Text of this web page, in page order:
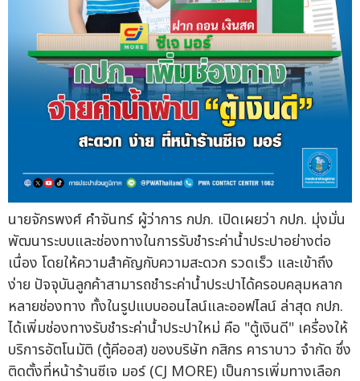
นายจักรพงศ์ คำจันทร์ ผู้ว่าการ กปภ. เปิดเผยว่า กปภ. มุ่งมั่น
พัฒนาระบบและช่องทางในการรับชำระค่าน้ำประปาอย่างต่อ
เนื่อง โดยให้ความสำคัญกับความสะดวก รวดเร็ว และเข้าถึง
ง่าย ปัจจุบันลูกค้าสามารถชำระค่าน้ำประปาได้ครอบคลุมหลาก
หลายช่องทาง ทั้งในรูปแบบออนไลน์และออฟไลน์ ล่าสุด กปภ.
ได้เพิ่มช่องทางรับชำระค่าน้ำประปาใหม่ คือ "ตู้เงินดี" เครื่องให้
บริการอัตโนมัติ (ตู้คีออส) ของบริษัท กสิกร คาราบาว จำกัด ซึ่ง
ติดตั้งที่หน้าร้านซีเจ มอร์ (CJ MORE) เป็นการเพิ่มทางเลือก